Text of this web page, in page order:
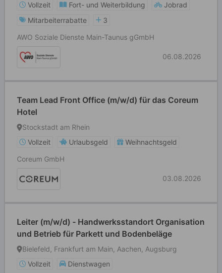
Vollzeit
Fort- und Weiterbildung
Jobrad
Mitarbeiterrabatte
3
AWO Soziale Dienste Main-Taunus gGmbH
06.08.2026
Team Lead Front Office (m/w/d) für das Coreum
Hotel
Stockstadt am Rhein
Vollzeit
Urlaubsgeld
Weihnachtsgeld
Coreum GmbH
03.08.2026
Leiter (m/w/d) - Handwerksstandort Organisation
und Betrieb für Parkett und Bodenbeläge
Bielefeld, Frankfurt am Main, Aachen, Augsburg
Vollzeit
Dienstwagen